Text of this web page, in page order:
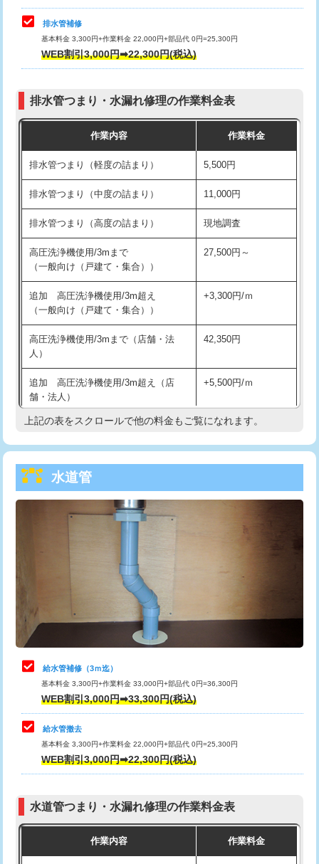
モルタル補修（厚さ10㎝まで）
モルタル補修（厚さ10㎝超え）
追加人工 16,500円
現場見積
※給水管工事は20mmまでの価格です。
交換・取付(混合水栓（壁付・デッキ
式・ワンホール）)
16,500円+材料費
交換・取付(排水栓・排水トラップ
交換・取付（その他部品） 11,000円+材料費
持込商品取付（単水栓） 13,200円
持込商品取付（混合水栓） 16,500円
持込商品取付（浄水器・分岐水栓） 16,500円
給水管工事※（ホール加工) 16,500円
給水管工事※（バンド止め) 3,300円
給水管工事※（支持金具設置)
給水管工事※（保温材使用（バンド止
め込み）)
5,500円
給水管工事※（土の掘削・埋め戻し作
業)
11,000円
給水管工事※（塩ビ管（VP・HI）使
用/3ｍまで)
33,000円
給水管工事※（塩ビ管（VP・HI）使
+8,800円
給水管工事※（ライニング鋼管・銅
管・ポリ管・HT管使用/3ｍまで)
給水管工事※（ライニング鋼管・銅
管・ポリ管・HT管使用/3ｍ超え)
排水管工事（土の掘削・埋め戻し作
11,000円~
排水管工事（排水管工事/3ｍまで） 55,000円
排水管工事（追加 排水管工事/3ｍ超
マス交換（土の掘削・埋め戻し作業）
マス交換（深さ50㎝未満）
マス交換（深さ50㎝以上）
コンクリート斫り（厚さ10㎝まで）
モルタル補修（厚さ10㎝超え） 38,500円
排水管補修
基本料金 3,300円+作業料金 22,000円+部品代 0円=25,300円
WEB割引3,000円➡22,300円(税込)
排水管つまり・水漏れ修理の作業料金表
作業内容 作業料金
排水管つまり（軽度の詰まり） 5,500円
排水管つまり（中度の詰まり） 11,000円
排水管つまり（高度の詰まり） 現地調査
高圧洗浄機使用/3mまで
（一般向け（戸建て・集合））
27,500円～
追加 高圧洗浄機使用/3m超え
（一般向け（戸建て・集合））
+3,300円/ｍ
高圧洗浄機使用/3mまで（店舗・法
人）
42,350円
追加 高圧洗浄機使用/3m超え（店
舗・法人）
+5,500円/ｍ
高度高圧洗浄換 現地調査
トーラー機使用/3mまで
追加トーラー機使用/3m超え
33,000円
8,800円
止水・漏水調査・防水処理・清掃・修
理・調整・分解・加工など（軽作業）
11,000円
止水・漏水調査・防水処理・清掃・修
理・調整・分解・加工など（中作業）
止水・漏水調査・防水処理・清掃・修
理・調整・分解・加工など（重作業）
33,000円
その他部品の脱着
交換・取付（タンク）
式）)
式・ワンホール）)
上記の表をスクロールで他の料金もご覧になれます。
水道管
給水管補修（3ｍ迄）
基本料金 3,300円+作業料金 33,000円+部品代 0円=36,300円
WEB割引3,000円➡33,300円(税込)
給水管撤去
基本料金 3,300円+作業料金 22,000円+部品代 0円=25,300円
WEB割引3,000円➡22,300円(税込)
水道管つまり・水漏れ修理の作業料金表
作業内容 作業料金